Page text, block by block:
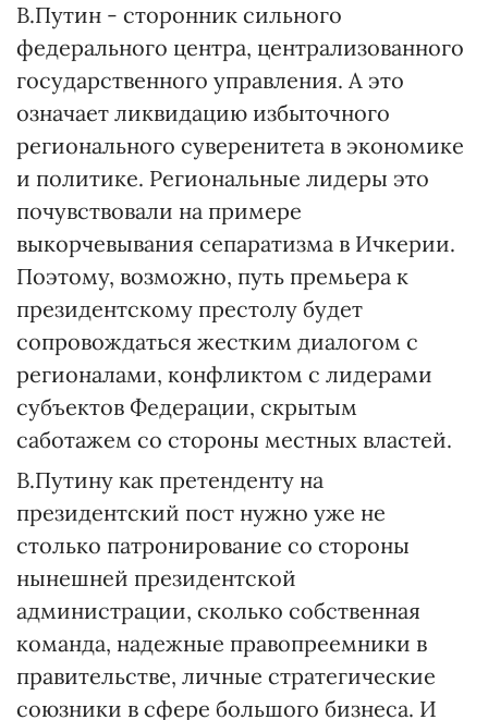
В.Путин - сторонник сильного
федерального центра, централизованного
государственного управления. А это
означает ликвидацию избыточного
регионального суверенитета в экономике
и политике. Региональные лидеры это
почувствовали на примере
выкорчевывания сепаратизма в Ичкерии.
Поэтому, возможно, путь премьера к
президентскому престолу будет
сопровождаться жестким диалогом с
регионалами, конфликтом с лидерами
субъектов Федерации, скрытым
саботажем со стороны местных властей.
В.Путину как претенденту на
президентский пост нужно уже не
столько патронирование со стороны
нынешней президентской
администрации, сколько собственная
команда, надежные правопреемники в
правительстве, личные стратегические
союзники в сфере большого бизнеса. И